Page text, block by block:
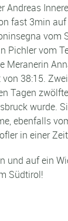
Andreas
fast 3min auf
vom
Pichler vom
Meranerin
38:15.
Tagen
wurde.
ebenfalls
in einer
und auf ein
Südtirol!